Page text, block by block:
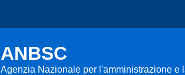
ANBSC
Agenzia Nazionale per l'amministrazione e